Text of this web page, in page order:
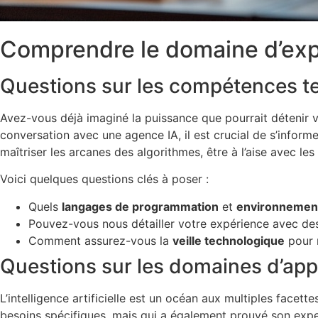
Comprendre le domaine
Questions sur les compétences
Avez-vous déjà imaginé la puissance que pourrait
conversation avec une agence IA, il est crucial de
maîtriser les arcanes des algorithmes, être à l’aise avec
Voici quelques questions clés à poser :
Quels langages de programmation et
Pouvez-vous nous détailler votre expérience avec
Comment assurez-vous la veille technologique pour
Questions sur les domaines
L’intelligence artificielle est un océan aux multiples
besoins spécifiques, mais qui a également prouvé son